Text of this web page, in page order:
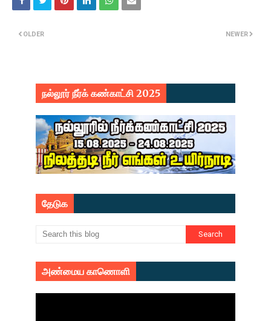
NEWER
OLDER
நல்லூர் நீர்க் கண்காட்சி 2025
தேடுக
அண்மைய காணொளி